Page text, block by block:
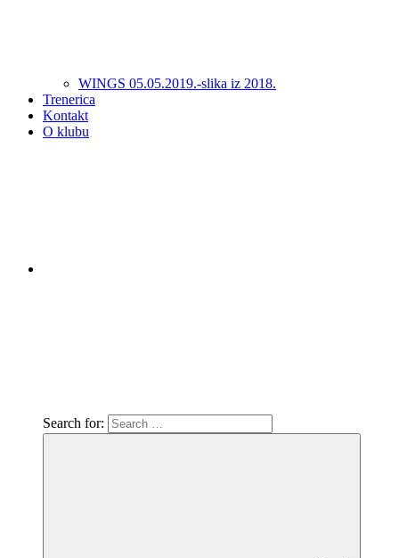
WINGS 05.05.2019.-slika iz 2018.
Trenerica
Kontakt
O klubu
Search for: